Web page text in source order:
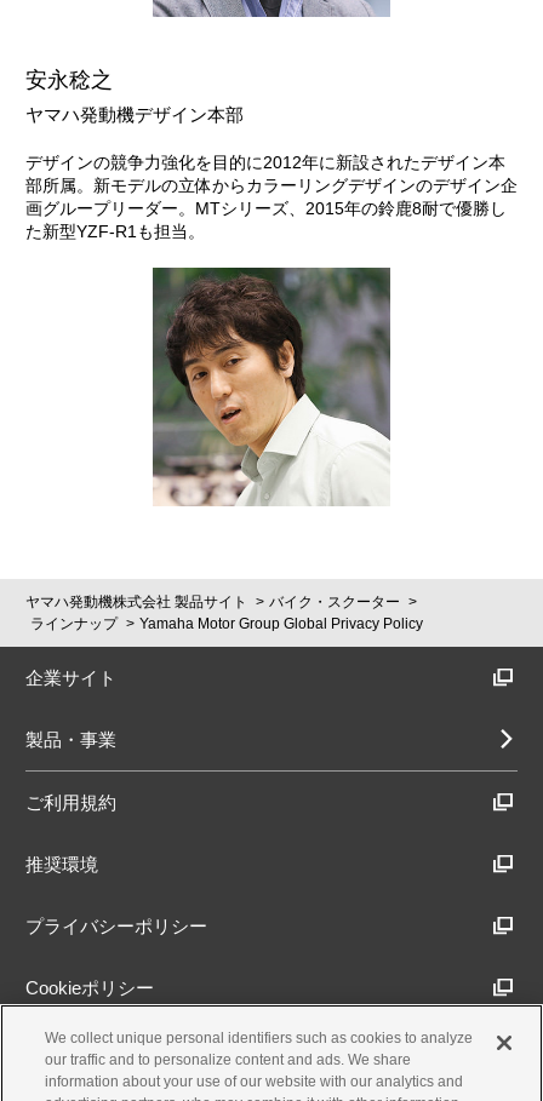
安永稔之
ヤマハ発動機デザイン本部
デザインの競争力強化を目的に2012年に新設されたデザイン本
部所属。新モデルの立体からカラーリングデザインのデザイン企
画グループリーダー。MTシリーズ、2015年の鈴鹿8耐で優勝し
た新型YZF-R1も担当。
ヤマハ発動機株式会社 製品サイト
バイク・スクーター
ラインナップ
Yamaha Motor Group Global Privacy Policy
企業サイト
製品・事業
ご利用規約
推奨環境
プライバシーポリシー
Cookieポリシー
アクセシビリティ方針
We collect unique personal identifiers such as cookies to analyze
our traffic and to personalize content and ads. We share
information about your use of our website with our analytics and